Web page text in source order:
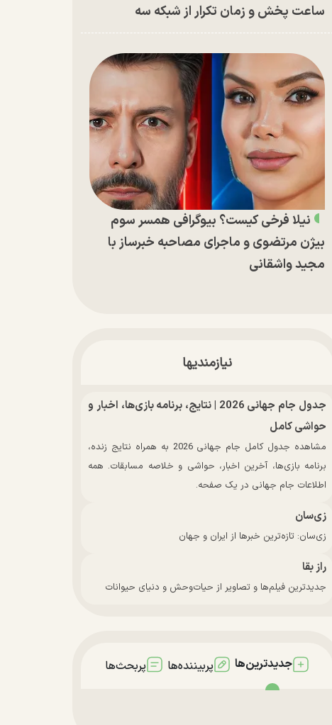
ساعت پخش و زمان تکرار از شبکه سه
نیلا فرخی کیست؟ بیوگرافی همسر سوم
بیژن مرتضوی و ماجرای مصاحبه خبرساز با
مجید واشقانی
نیازمندیها
جدول جام جهانی 2026 | نتایج، برنامه بازی‌ها، اخبار و
حواشی کامل
مشاهده جدول کامل جام جهانی 2026 به همراه نتایج زنده،
برنامه بازی‌ها، آخرین اخبار، حواشی و خلاصه مسابقات. همه
اطلاعات جام جهانی در یک صفحه.
زی‌سان
زی‌سان: تازه‌ترین خبرها از ایران و جهان
راز بقا
جدیدترین فیلم‌ها و تصاویر از حیات‌وحش و دنیای حیوانات
جدیدترین‌ها پربیننده‌ها پربحث‌ها